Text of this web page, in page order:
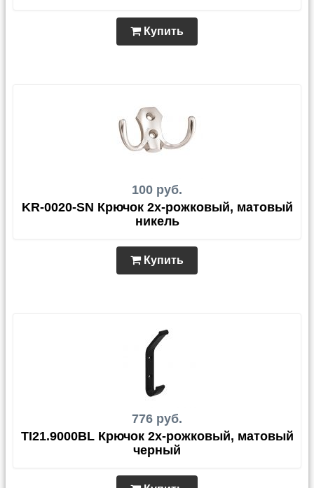
Купить
100 руб.
KR-0020-SN Крючок 2х-рожковый, матовый
никель
Купить
776 руб.
TI21.9000BL Крючок 2х-рожковый, матовый
черный